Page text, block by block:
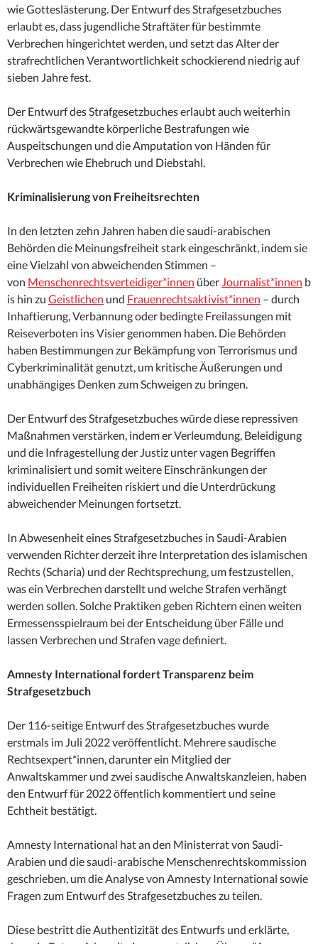
wie Gotteslästerung. Der Entwurf des Strafgesetzbuches
erlaubt es, dass jugendliche Straftäter für bestimmte
Verbrechen hingerichtet werden, und setzt das Alter der
strafrechtlichen Verantwortlichkeit schockierend niedrig auf
sieben Jahre fest.
Der Entwurf des Strafgesetzbuches erlaubt auch weiterhin
rückwärtsgewandte körperliche Bestrafungen wie
Auspeitschungen und die Amputation von Händen für
Verbrechen wie Ehebruch und Diebstahl.
Kriminalisierung von Freiheitsrechten
In den letzten zehn Jahren haben die saudi-arabischen
Behörden die Meinungsfreiheit stark eingeschränkt, indem sie
eine Vielzahl von abweichenden Stimmen –
von Menschenrechtsverteidiger*innen überJournalist*innen b
is hin zu Geistlichen und Frauenrechtsaktivist*innen – durch
Inhaftierung, Verbannung oder bedingte Freilassungen mit
Reiseverboten ins Visier genommen haben. Die Behörden
haben Bestimmungen zur Bekämpfung von Terrorismus und
Cyberkriminalität genutzt, um kritische Äußerungen und
unabhängiges Denken zum Schweigen zu bringen.
Der Entwurf des Strafgesetzbuches würde diese repressiven
Maßnahmen verstärken, indem er Verleumdung, Beleidigung
und die Infragestellung der Justiz unter vagen Begriffen
kriminalisiert und somit weitere Einschränkungen der
individuellen Freiheiten riskiert und die Unterdrückung
abweichender Meinungen fortsetzt.
In Abwesenheit eines Strafgesetzbuches in Saudi-Arabien
verwenden Richter derzeit ihre Interpretation des islamischen
Rechts (Scharia) und der Rechtsprechung, um festzustellen,
was ein Verbrechen darstellt und welche Strafen verhängt
werden sollen. Solche Praktiken geben Richtern einen weiten
Ermessensspielraum bei der Entscheidung über Fälle und
lassen Verbrechen und Strafen vage definiert.
Amnesty International fordert Transparenz beim
Strafgesetzbuch
Der 116-seitige Entwurf des Strafgesetzbuches wurde
erstmals im Juli 2022 veröffentlicht. Mehrere saudische
Rechtsexpert*innen, darunter ein Mitglied der
Anwaltskammer und zwei saudische Anwaltskanzleien, haben
den Entwurf für 2022 öffentlich kommentiert und seine
Echtheit bestätigt.
Amnesty International hat an den Ministerrat von Saudi-
Arabien und die saudi-arabische Menschenrechtskommission
geschrieben, um die Analyse von Amnesty International sowie
Fragen zum Entwurf des Strafgesetzbuches zu teilen.
Diese bestritt die Authentizität des Entwurfs und erklärte,